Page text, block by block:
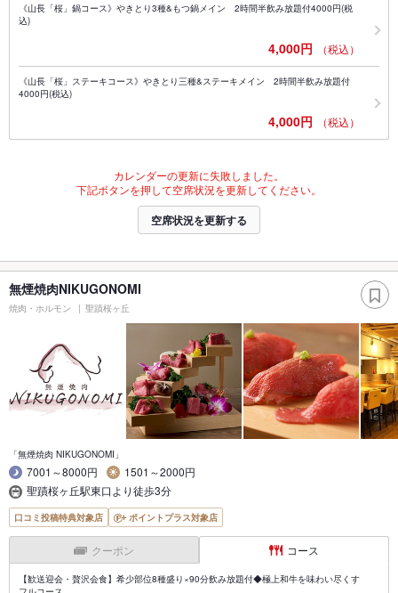
《山長「桜」鍋コース》やきとり3種&もつ鍋メイン 2時間半飲み放題付4000円(税
込)
4,000円 （税込）
《山長「桜」ステーキコース》やきとり三種&ステーキメイン 2時間半飲み放題付
4000円(税込)
4,000円 （税込）
カレンダーの更新に失敗しました。
下記ボタンを押して空席状況を更新してください。
空席状況を更新する
無煙焼肉NIKUGONOMI
焼肉・ホルモン 聖蹟桜ヶ丘
「無煙焼肉 NIKUGONOMI」
7001～8000円
1501～2000円
聖蹟桜ヶ丘駅東口より徒歩3分
口コミ投稿特典対象店 ポイントプラス対象店
クーポン コース
【歓送迎会・贅沢会食】希少部位8種盛り×90分飲み放題付◆極上和牛を味わい尽くす